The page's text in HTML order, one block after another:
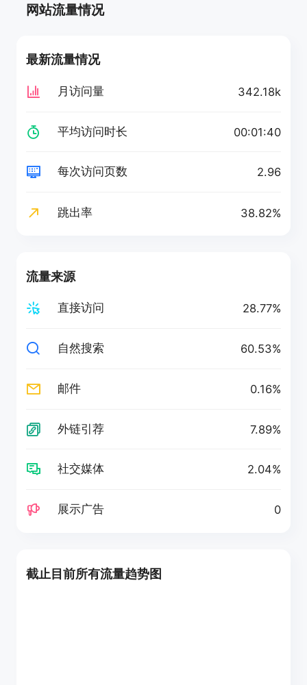
网站流量情况
最新流量情况
月访问量 342.18k
平均访问时长 00:01:40
每次访问页数 2.96
跳出率 38.82%
流量来源
直接访问 28.77%
自然搜索 60.53%
邮件 0.16%
外链引荐 7.89%
社交媒体 2.04%
展示广告 0
截止目前所有流量趋势图